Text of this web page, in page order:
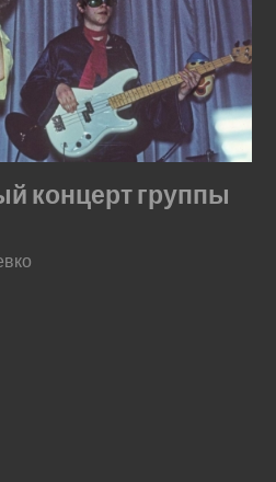
концерт группы